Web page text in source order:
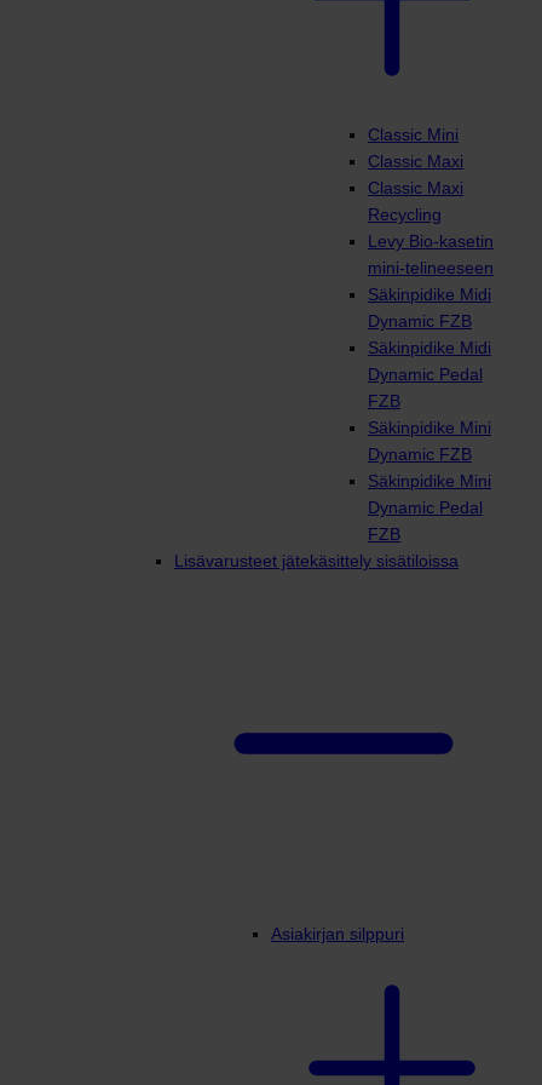
Classic Mini
Classic Maxi
Classic Maxi
Recycling
Levy Bio-kasetin
mini-telineeseen
Säkinpidike Midi
Dynamic FZB
Säkinpidike Midi
Dynamic Pedal
FZB
Säkinpidike Mini
Dynamic FZB
Säkinpidike Mini
Dynamic Pedal
FZB
Lisävarusteet jätekäsittely sisätiloissa
Asiakirjan silppuri